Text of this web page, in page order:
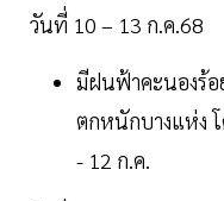
วันที่ 10 – 13 ก.ค.68
มีฝนฟ้าคะนองร้
ตกหนักบางแห่ง
- 12 ก.ค.